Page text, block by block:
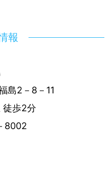
報
島2－8－11
徒歩2分
8002